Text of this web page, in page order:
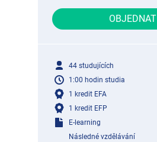
OBJEDNAT
44 studujících
1:00 hodin studia
1 kredit EFA
1 kredit EFP
E-learning
Následné vzdělávání